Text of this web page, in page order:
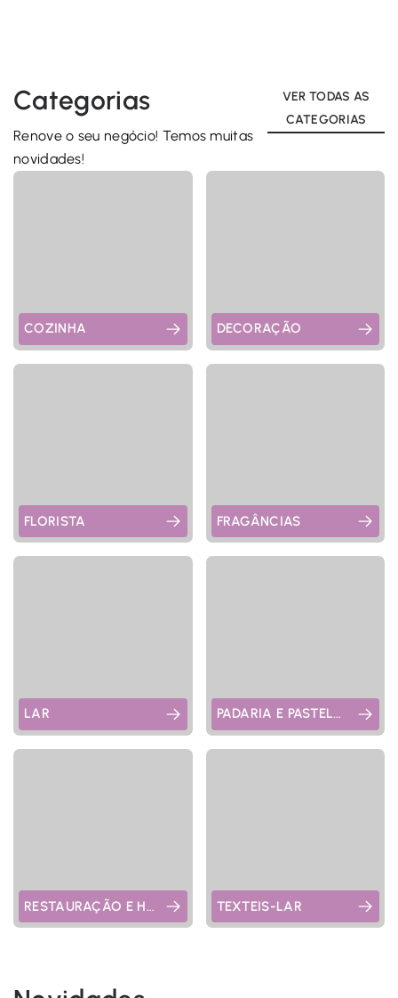
Categorias
Renove o seu negócio! Temos muitas
novidades!
VER TODAS AS
CATEGORIAS
COZINHA DECORAÇÃO
FLORISTA FRAGÂNCIAS
LAR PADARIA E PASTELARIA
RESTAURAÇÃO E HOTELARIA TEXTEIS-LAR